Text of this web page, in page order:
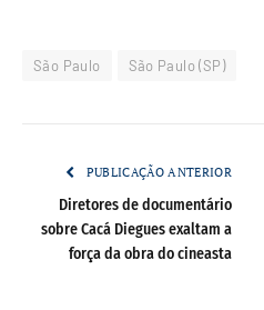
São Paulo São Paulo (SP)
PUBLICAÇÃO ANTERIOR
Diretores de documentário
sobre Cacá Diegues exaltam a
força da obra do cineasta